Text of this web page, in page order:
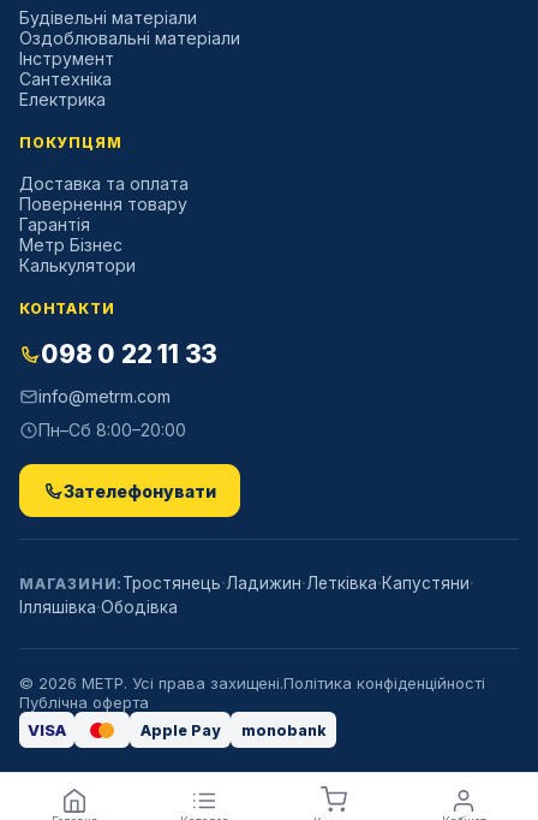
Будівельні матеріали
Оздоблювальні матеріали
Інструмент
Сантехніка
Електрика
ПОКУПЦЯМ
Доставка та оплата
Повернення товару
Гарантія
Метр Бізнес
Калькулятори
КОНТАКТИ
098 0 22 11 33
info@metrm.com
Пн–Сб 8:00–20:00
Зателефонувати
МАГАЗИНИ: Тростянець·Ладижин·Летківка·Капустяни·
Ілляшівка·Ободівка
© 2026 МЕТР. Усі права захищені.Політика конфіденційності
Публічна оферта
VISA
Apple Pay monobank